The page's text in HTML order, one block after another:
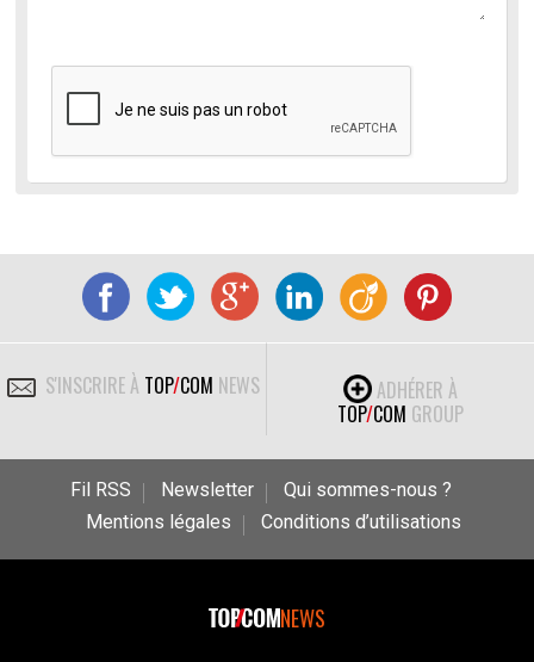
S'INSCRIRE À TOP/COM NEWS
ADHÉRER À
TOP/COM GROUP
Fil RSS Newsletter
Qui sommes-nous ?
Mentions légales
Conditions d’utilisations
NEWS